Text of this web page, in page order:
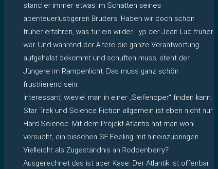
stand er immer etwas im Schatten seines
abenteuerlustigeren Bruders. Haben wir doch schon
früher erfahren, was für ein wilder Typ der Jean Luc früher
war. Und während der Ältere die ganze Verantwortung
aufgehalst bekommt und schuften muss, steht der
Jüngere im Rampenlicht. Das muss ganz schön
frustrierend sein.
Interessant, wieviel man in einer „Seifenoper“ finden kann.
Star Trek und Science Fiction allgemein ist eben nicht nur
Hard Science. Mit dem Projekt Atlantis hat man wohl
versucht, ein bisschen SF Feeling mit hineinzubringen.
Vielleicht als Zugeständnis an Roddenberry?
Ausgerechnet das ist aber Käse. Der Atlantik ist offenbar